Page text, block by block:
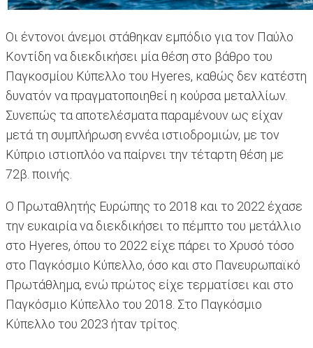
Οι έντονοι άνεμοι στάθηκαν εμπόδιο για τον Παύλο
Κοντίδη να διεκδικήσει μία θέση στο βάθρο του
Παγκοσμίου Κύπελλο του Hyeres, καθώς δεν κατέστη
δυνατόν να πραγματοποιηθεί η κούρσα μεταλλίων.
Συνεπώς τα αποτελέσματα παραμένουν ως είχαν
μετά τη συμπλήρωση εννέα ιστιοδρομιών, με τον
Κύπριο ιστιοπλόο να παίρνει την τέταρτη θέση με
72β. ποινής.
Ο Πρωταθλητής Ευρώπης το 2018 και το 2022 έχασε
την ευκαιρία να διεκδικήσει το πέμπτο του μετάλλιο
στο Hyeres, όπου το 2022 είχε πάρει το Χρυσό τόσο
στο Παγκόσμιο Κύπελλο, όσο και στο Πανευρωπαϊκό
Πρωτάθλημα, ενώ πρώτος είχε τερματίσει και στο
Παγκόσμιο Κύπελλο του 2018. Στο Παγκόσμιο
Κύπελλο του 2023 ήταν τρίτος.